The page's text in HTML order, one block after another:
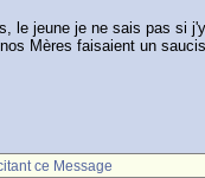
le jeune je ne sais pas si
Mères faisaient un
ce Message